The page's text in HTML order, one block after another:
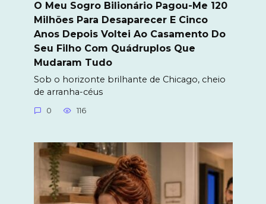
O Meu Sogro Bilionário Pagou-Me 120
Milhões Para Desaparecer E Cinco
Anos Depois Voltei Ao Casamento Do
Seu Filho Com Quádruplos Que
Mudaram Tudo
Sob o horizonte brilhante de Chicago, cheio
de arranha-céus
0 116